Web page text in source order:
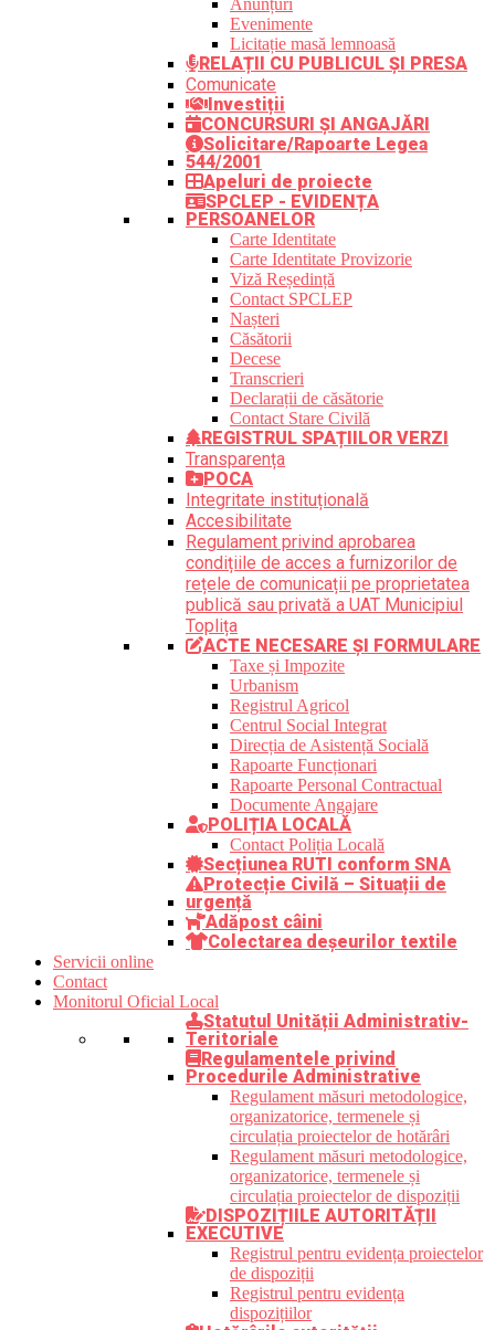
Anunțuri
Evenimente
Licitație masă lemnoasă
RELAȚII CU PUBLICUL ȘI PRESA
Comunicate
Investiții
CONCURSURI ȘI ANGAJĂRI
Solicitare/Rapoarte Legea
544/2001
Apeluri de proiecte
SPCLEP - EVIDENȚA
PERSOANELOR
Carte Identitate
Carte Identitate Provizorie
Viză Reședință
Contact SPCLEP
Nașteri
Căsătorii
Decese
Transcrieri
Declarații de căsătorie
Contact Stare Civilă
REGISTRUL SPAȚIILOR VERZI
Transparența
POCA
Integritate instituțională
Accesibilitate
Regulament privind aprobarea
condițiile de acces a furnizorilor de
rețele de comunicații pe proprietatea
publică sau privată a UAT Municipiul
Toplița
ACTE NECESARE ȘI FORMULARE
Taxe și Impozite
Urbanism
Registrul Agricol
Centrul Social Integrat
Direcția de Asistență Socială
Rapoarte Funcționari
Rapoarte Personal Contractual
Documente Angajare
POLIȚIA LOCALĂ
Contact Poliția Locală
Secțiunea RUTI conform SNA
Protecție Civilă – Situații de
urgență
Adăpost câini
Colectarea deșeurilor textile
Servicii online
Contact
Monitorul Oficial Local
Statutul Unității Administrativ-
Teritoriale
Regulamentele privind
Procedurile Administrative
Regulament măsuri metodologice,
organizatorice, termenele și
circulația proiectelor de hotărâri
Regulament măsuri metodologice,
organizatorice, termenele și
circulația proiectelor de dispoziții
DISPOZIȚIILE AUTORITĂȚII
EXECUTIVE
Registrul pentru evidența proiectelor
de dispoziții
Registrul pentru evidența
dispozițiilor